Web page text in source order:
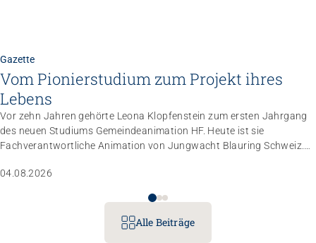
Gazette
Vom Pionierstudium zum Projekt ihres
Lebens
Vor zehn Jahren gehörte Leona Klopfenstein zum ersten Jahrgang
des neuen Studiums Gemeindeanimation HF. Heute ist sie
Fachverantwortliche Animation von Jungwacht Blauring Schweiz.
gemanagt hat, wartet nun ihr persönliches Grossprojekt.
04.08.2026
Alle Beiträge